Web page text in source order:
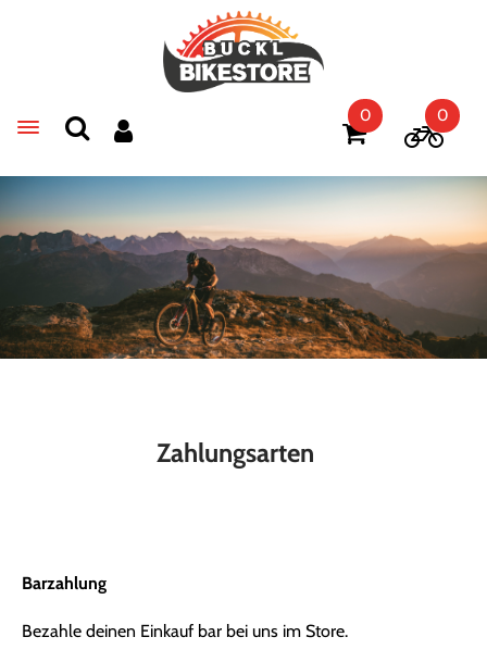
Toggle navigation
0 0
Zahlungsarten
Barzahlung
Bezahle deinen Einkauf bar bei uns im Store.